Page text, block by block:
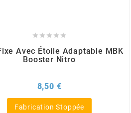
    
Avec Étoile Adaptable MBK
Booster Nitro
8,50 €Prix
Fabrication Stoppée